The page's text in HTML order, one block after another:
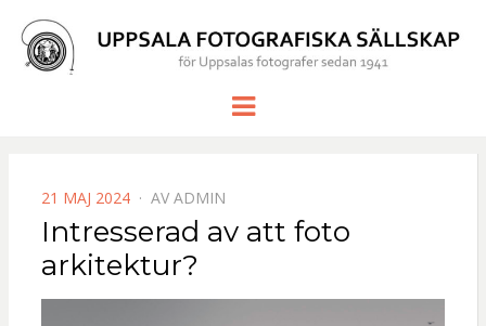
UPPSALA
Meny
PUBLICERAD
DEN
21 MAJ 2024 AV ADMIN
Intresserad av att foto
arkitektur?